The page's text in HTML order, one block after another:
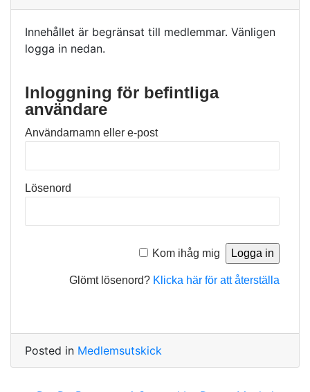
Innehållet är begränsat till medlemmar. Vänligen
logga in nedan.
Inloggning för befintliga
användare
Användarnamn eller e-post
Lösenord
Kom ihåg mig
Glömt lösenord? Klicka här för att återställa
Posted in Medlemsutskick